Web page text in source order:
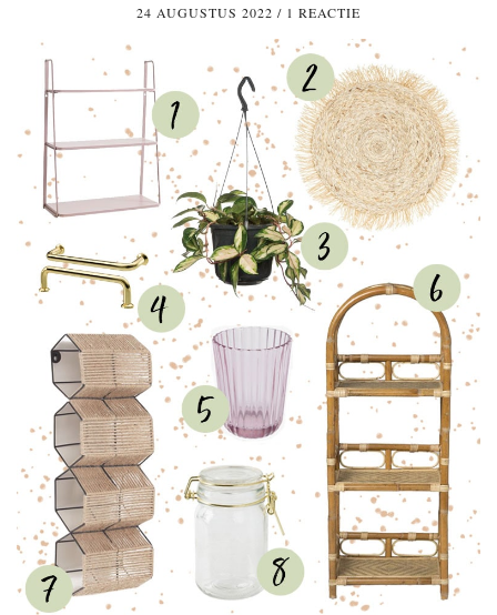
24 AUGUSTUS 2022 / 1 REACTIE